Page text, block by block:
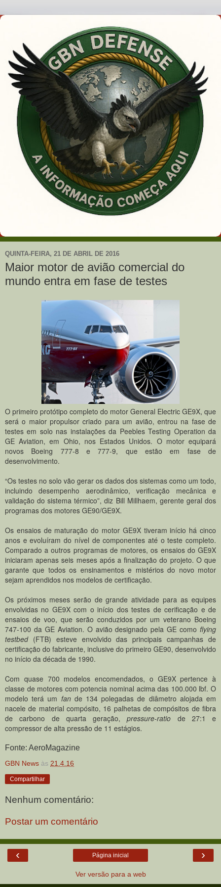
QUINTA-FEIRA, 21 DE ABRIL DE 2016
Maior motor de avião comercial do
mundo entra em fase de testes
O primeiro protótipo completo do motor General Electric GE9X, que
será o maior propulsor criado para um avião, entrou na fase de
testes em solo nas instalações da Peebles Testing Operation da
GE Aviation, em Ohio, nos Estados Unidos. O motor equipará
novos Boeing 777-8 e 777-9, que estão em fase de
desenvolvimento.
“Os testes no solo vão gerar os dados dos sistemas como um todo,
incluindo desempenho aerodinâmico, verificação mecânica e
validação do sistema térmico”, diz Bill Millhaem, gerente geral dos
programas dos motores GE90/GE9X.
Os ensaios de maturação do motor GE9X tiveram início há cinco
anos e evoluíram do nível de componentes até o teste completo.
Comparado a outros programas de motores, os ensaios do GE9X
iniciaram apenas seis meses após a finalização do projeto. O que
garante que todos os ensinamentos e mistérios do novo motor
sejam aprendidos nos modelos de certificação.
Os próximos meses serão de grande atividade para as equipes
envolvidas no GE9X com o início dos testes de cerificação e de
ensaios de voo, que serão conduzidos por um veterano Boeing
747-100 da GE Aviation. O avião designado pela GE como flying
testbed(FTB) esteve envolvido das principais campanhas de
certificação do fabricante, inclusive do primeiro GE90, desenvolvido
no início da década de 1990.
Com quase 700 modelos encomendados, o GE9X pertence à
classe de motores com potencia nominal acima das 100.000 lbf. O
modelo terá um fande 134 polegadas de diâmetro alojada em
nacele de material compósito, 16 palhetas de compósitos de fibra
de carbono de quarta geração,pressure-ratio de 27:1 e
compressor de alta pressão de 11 estágios.
Fonte: AeroMagazine
GBN News às 21.4.16
Compartilhar
Nenhum comentário:
Postar um comentário
‹ ›
Página inicial
Ver versão para a web